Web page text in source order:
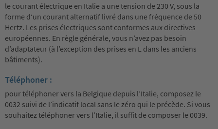
le courant électrique en Italie a une tension de 230 V, sous la
forme d‘un courant alternatif livré dans une fréquence de 50
Hertz. Les prises électriques sont conformes aux directives
européennes. En règle générale, vous n’avez pas besoin
d’adaptateur (à l’exception des prises en L dans les anciens
bâtiments).
Téléphoner :
pour téléphoner vers la Belgique depuis l’Italie, composez le
0032 suivi de l’indicatif local sans le zéro qui le précède. Si vous
souhaitez téléphoner vers l’Italie, il suffit de composer le 0039.